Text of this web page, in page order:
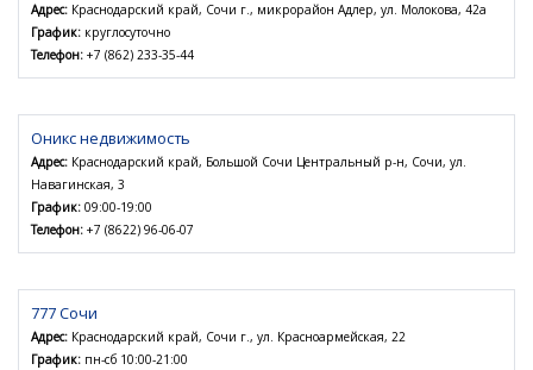
Адрес: Краснодарский край, Сочи г., микрорайон Адлер, ул. Молокова, 42а
График: круглосуточно
Телефон: +7 (862) 233-35-44
Оникс недвижимость
Адрес: Краснодарский край, Большой Сочи Центральный р-н, Сочи, ул.
Навагинская, 3
График: 09:00-19:00
Телефон: +7 (8622) 96-06-07
777 Сочи
Адрес: Краснодарский край, Сочи г., ул. Красноармейская, 22
График: пн-сб 10:00-21:00